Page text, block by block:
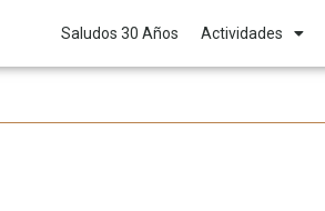
Saludos 30 Años Actividades